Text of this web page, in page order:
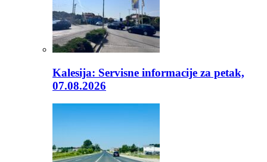
Kalesija: Servisne informacije za petak,
07.08.2026